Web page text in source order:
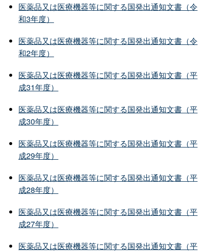
医薬品又は医療機器等に関する国発出通知文書（令
和3年度）
医薬品又は医療機器等に関する国発出通知文書（令
和2年度）
医薬品又は医療機器等に関する国発出通知文書（平
成31年度）
医薬品又は医療機器等に関する国発出通知文書（平
成30年度）
医薬品又は医療機器等に関する国発出通知文書（平
成29年度）
医薬品又は医療機器等に関する国発出通知文書（平
成28年度）
医薬品又は医療機器等に関する国発出通知文書（平
成27年度）
医薬品又は医療機器等に関する国発出通知文書（平